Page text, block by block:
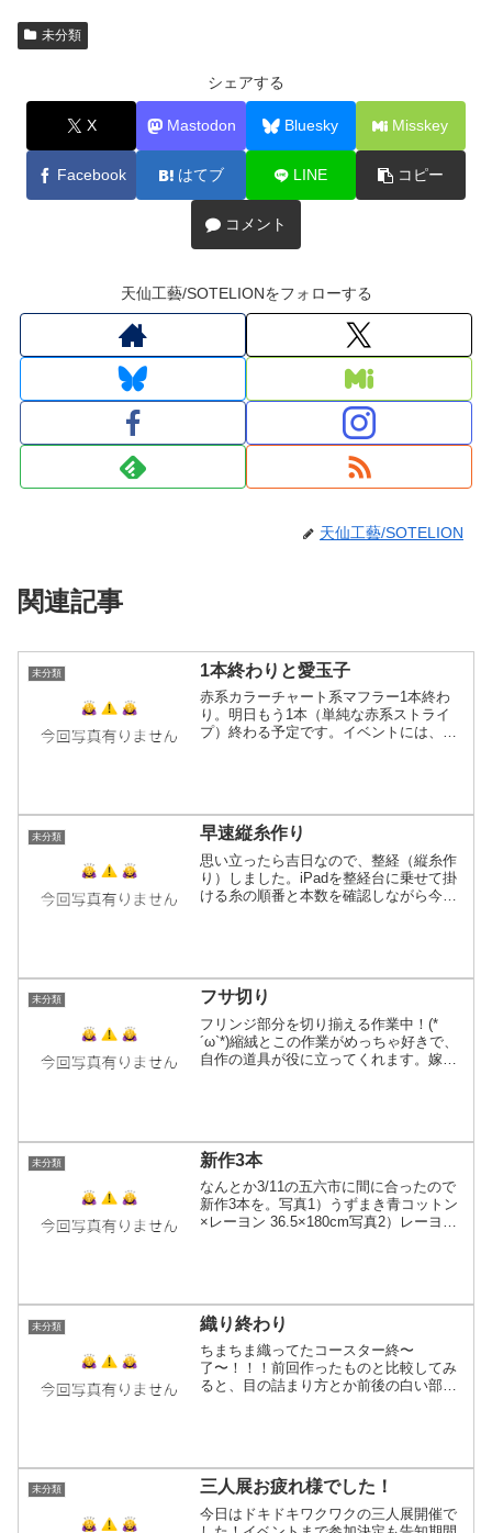
未分類
シェアする
X Mastodon Bluesky Misskey
Facebook はてブ LINE コピー
コメント
天仙工藝/SOTELIONをフォローする
天仙工藝/SOTELION
関連記事
未分類 1本終わりと愛玉子
赤系カラーチャート系マフラー1本終わ
り。明日もう1本（単純な赤系ストライ
プ）終わる予定です。イベントには、掛
未分類 早速縦糸作り
思い立ったら吉日なので、整経（縦糸作
り）しました。iPadを整経台に乗せて掛
ける糸の順番と本数を確認しながら今回
未分類 フサ切り
フリンジ部分を切り揃える作業中！(*
´ω`*)縮絨とこの作業がめっちゃ好きで、
自作の道具が役に立ってくれます。嫁ぎ
未分類 新作3本
なんとか3/11の五六市に間に合ったので
新作3本を。写真1）うずまき青コットン
×レーヨン 36.5×180cm写真2）レーヨン×
未分類 織り終わり
ちまちま織ってたコースター終〜
了〜！！！前回作ったものと比較してみ
ると、目の詰まり方とか前後の白い部分
未分類 三人展お疲れ様でした！
今日はドキドキワクワクの三人展開催で